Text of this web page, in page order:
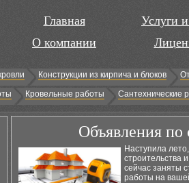
Главная
О компании
Услуги
Конструкции из кирпича и блоков
Кровельные работы Сантехнические
Объявления по
Наступила
строительства
сейчас заняты
работы на